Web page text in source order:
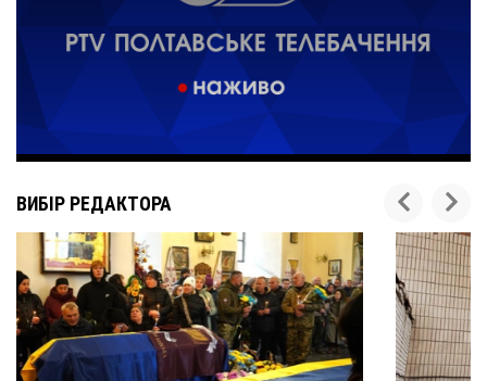
ВИБІР РЕДАКТОРА